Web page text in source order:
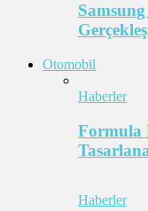
Otomobil
Haberler
Formula
Haberler